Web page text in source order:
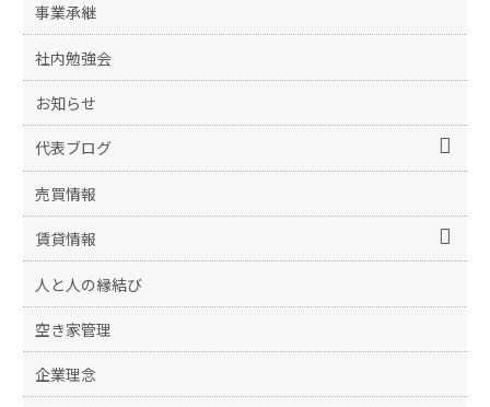
事業承継
社内勉強会
お知らせ
代表ブログ
売買情報
賃貸情報
人と人の縁結び
空き家管理
企業理念